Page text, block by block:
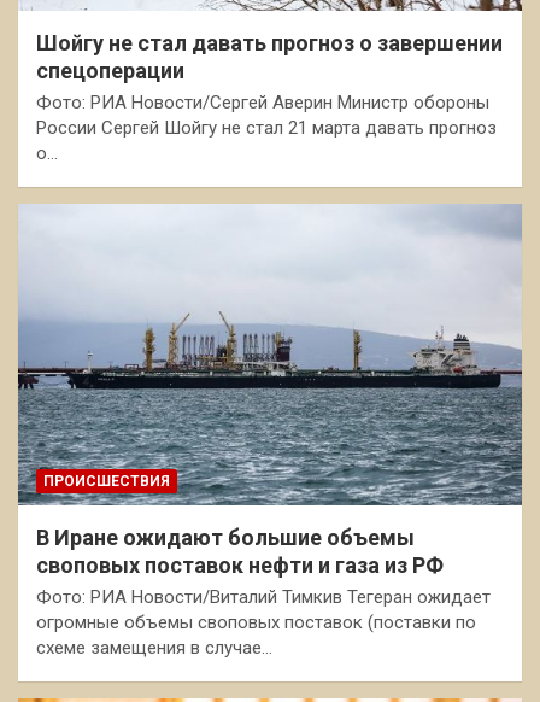
Шойгу не стал давать прогноз о завершении
спецоперации
Фото: РИА Новости/Сергей Аверин Министр обороны
России Сергей Шойгу не стал 21 марта давать прогноз
о…
ПРОИСШЕСТВИЯ
В Иране ожидают большие объемы
своповых поставок нефти и газа из РФ
Фото: РИА Новости/Виталий Тимкив Тегеран ожидает
огромные объемы своповых поставок (поставки по
схеме замещения в случае…